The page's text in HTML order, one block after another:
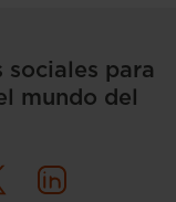
sociales para
mundo del